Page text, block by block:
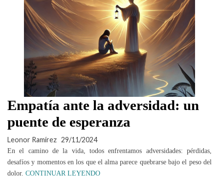
Empatía ante la adversidad: un
puente de esperanza
Leonor Ramírez 29/11/2024
En el camino de la vida, todos enfrentamos adversidades: pérdidas,
desafíos y momentos en los que el alma parece quebrarse bajo el peso del
dolor. CONTINUAR LEYENDO